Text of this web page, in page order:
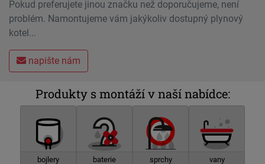
Pokud preferujete jinou značku než doporučujeme, není
problém. Namontujeme vám jakýkoliv dostupný plynový
kotel...
napište nám
Produkty s montáží v naší nabídce:
bojlery baterie sprchy vany